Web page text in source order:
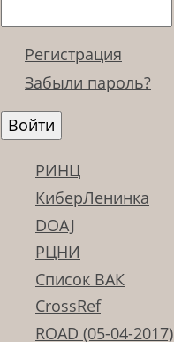
Регистрация
Забыли пароль?
РИНЦ
КиберЛенинка
DOAJ
РЦНИ
Список ВАК
CrossRef
ROAD (05-04-2017)